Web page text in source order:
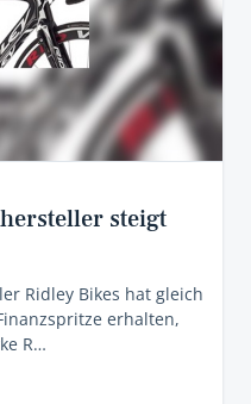
steigt
Ridley Bikes hat gleich
erhalten,
R…